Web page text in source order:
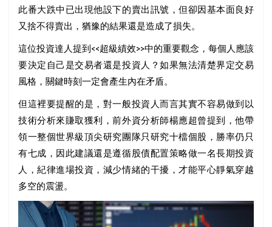
此番大跌中已出現他設下的賣出訊號，但卻因基本面良好
又捨不得賣出，猶豫的結果還是造成了損失。
這位投資達人提到<<超級績效>>中的重要觀念，每個人應該
要決定自己是交易者還是投資人？如果無法清楚界定交易
風格，關鍵時刻一定會產生內在矛盾。
但這裡要提醒的是，對一般投資人而言其實不容易做到以
技術分析來賺取獲利，前外資分析師楊應超曾提到，他帶
領一整個世界級頂尖研究團隊只研究十檔個股，勝率仍只
有七成，因此建議還是遵循股債配置策略做一名長期投資
人，紀律進場投資，減少情緒的干擾，才能平心靜氣穿越
多空的震盪。